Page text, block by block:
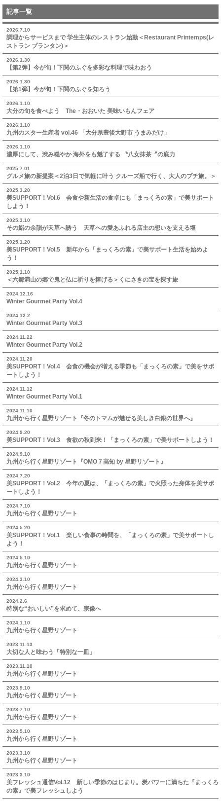
記事一覧
2026.7.10
調理からサービスまで 学生主体のレストラン始動＜Restaurant Printemps(レ
ストラン プランタン)＞
2026.1.30
【第2弾】今が旬！下関のふぐを多彩な料理で味わおう
2026.1.30
【第1弾】今が旬！下関のふぐを知ろう
2026.1.10
大分の旬を食べよう The・おおいた 美味いもんフェア
2026.1.10
九州のスター生産者 vol.46 「大分県豊後大野市 うまみだけ」
2026.1.10
濃厚にして、渋み穏やか 海外をも魅了する 〝八女抹茶〞の底力
2025.7.01
グルメ旅の新提案＜2泊3日で気軽に叶う クルーズ船で行く、大人のプチ旅。＞
2025.3.20
美SUPPORT！Vol.6 会食や新生活の食卓にも「まっくろの素」で美サポート
しよう！
2025.3.10
その鮨の余韻が天草へ誘う 天草への愛あふれる店主の想いを支える塩
2025.1.20
美SUPPORT！Vol.5 新年から「まっくろの素」で美サポート生活を始めよ
う！
2025.1.10
＜六郷満山の郷で鬼と仏に祈りを捧げる＞くにさきの宝を探す旅
2024.12.16
Winter Gourmet Party Vol.4
2024.12.2
Winter Gourmet Party Vol.3
2024.11.22
Winter Gourmet Party Vol.2
2024.11.20
美SUPPORT！Vol.4 会食の機会が増える季節も「まっくろの素」で美をサポ
ートしよう！
2024.11.12
Winter Gourmet Party Vol.1
2024.11.10
九州から行く星野リゾート『冬のトマムが魅せる美しき白銀の世界へ』
2024.9.20
美SUPPORT！Vol.3 食欲の秋到来！「まっくろの素」で美サポートしよう！
2024.9.10
九州から行く星野リゾート『OMO７高知 by 星野リゾート』
2024.7.20
美SUPPORT！Vol.2 今年の夏は、「まっくろの素」で火照った身体を美サポ
ートしよう！
2024.7.10
九州から行く星野リゾート
2024.5.20
美SUPPORT！Vol.1 楽しい食事の時間を、「まっくろの素」で美サポートし
よう！
2024.5.10
九州から行く星野リゾート
2024.3.10
九州から行く星野リゾート
2024.2.6
特別な“おいしい”を求めて、宗像へ
2024.1.10
九州から行く星野リゾート
2023.11.13
大切な人と味わう「特別な一皿」
2023.11.10
九州から行く星野リゾート
2023.9.10
九州から行く星野リゾート
2023.7.10
九州から行く星野リゾート
2023.5.10
九州から行く星野リゾート
2023.3.10
九州から行く星野リゾート
2023.3.10
美フレッシュ通信Vol.12 新しい季節のはじまり。炭パワーに満ちた『まっくろ
の素』で美フレッシュしよう